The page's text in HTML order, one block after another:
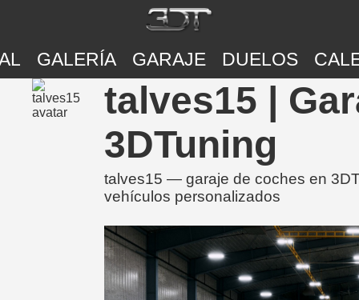
GALERÍA GARAJE DUELOS
talves15 |
3DTuning
talves15 — garaje de coches en
vehículos personalizados